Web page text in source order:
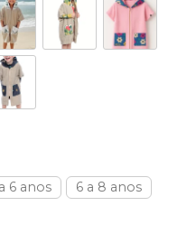
6 anos
6 a 8 anos